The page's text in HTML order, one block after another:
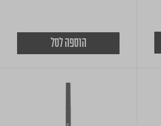
הוספה לסל